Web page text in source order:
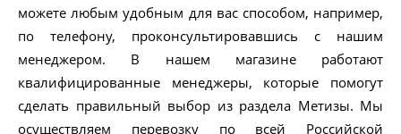
можете любым удобным для вас способом, например,
по телефону, проконсультировавшись с нашим
менеджером. В нашем магазине работают
квалифицированные менеджеры, которые помогут
сделать правильный выбор из раздела Метизы. Мы
осуществляем перевозку по всей Российской